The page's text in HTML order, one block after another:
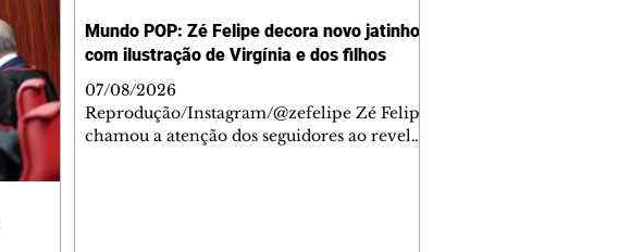
Mundo POP: Zé Felipe decora novo jatinho
com ilustração de Virgínia e dos filhos
07/08/2026
Reprodução/Instagram/@zefelipe Zé Felipe
chamou a atenção dos seguidores ao revelar